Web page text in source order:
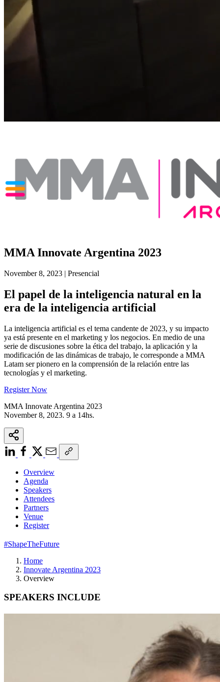
MMA Innovate Argentina 2023
November 8, 2023 | Presencial
El papel de la inteligencia natural en la
era de la inteligencia artificial
La inteligencia artificial es el tema candente de 2023, y su impacto
ya está presente en el marketing y los negocios. En medio de una
serie de discusiones sobre la ética del trabajo, la aplicación y la
modificación de las dinámicas de trabajo, le corresponde a MMA
Latam ser pionero en la comprensión de la relación entre las
tecnologías y el marketing.
Register Now
MMA Innovate Argentina 2023
November 8, 2023. 9 a 14hs.
Overview
Agenda
Speakers
Attendees
Partners
Venue
Register
#ShapeTheFuture
Home
Innovate Argentina 2023
Overview
SPEAKERS INCLUDE